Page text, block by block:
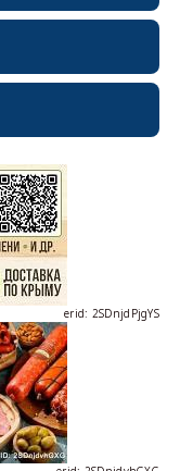
erid: 2SDnjdPjgYS
erid: 2SDnjdvhGXG